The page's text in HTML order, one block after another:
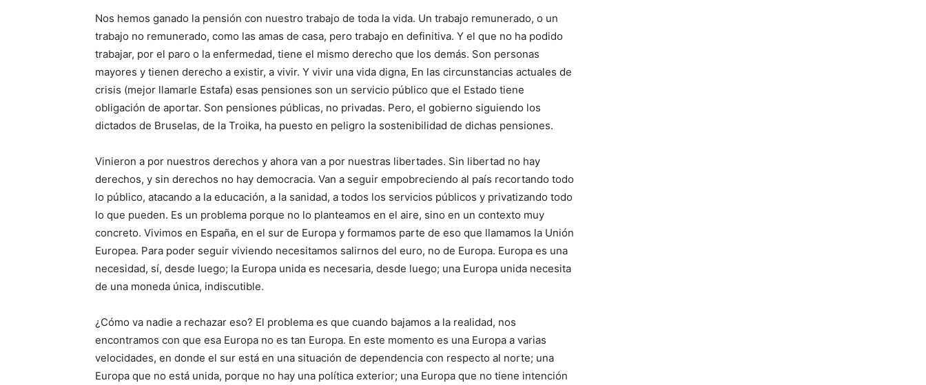
Nos hemos ganado la pensión con nuestro trabajo de toda la vida. Un trabajo remunerado, o un
trabajo no remunerado, como las amas de casa, pero trabajo en definitiva. Y el que no ha podido
trabajar, por el paro o la enfermedad, tiene el mismo derecho que los demás. Son personas
mayores y tienen derecho a existir, a vivir. Y vivir una vida digna, En las circunstancias actuales de
crisis (mejor llamarle Estafa) esas pensiones son un servicio público que el Estado tiene
obligación de aportar. Son pensiones públicas, no privadas. Pero, el gobierno siguiendo los
dictados de Bruselas, de la Troika, ha puesto en peligro la sostenibilidad de dichas pensiones.
Vinieron a por nuestros derechos y ahora van a por nuestras libertades. Sin libertad no hay
derechos, y sin derechos no hay democracia. Van a seguir empobreciendo al país recortando todo
lo público, atacando a la educación, a la sanidad, a todos los servicios públicos y privatizando todo
lo que pueden. Es un problema porque no lo planteamos en el aire, sino en un contexto muy
concreto. Vivimos en España, en el sur de Europa y formamos parte de eso que llamamos la Unión
Europea. Para poder seguir viviendo necesitamos salirnos del euro, no de Europa. Europa es una
necesidad, sí, desde luego; la Europa unida es necesaria, desde luego; una Europa unida necesita
de una moneda única, indiscutible.
¿Cómo va nadie a rechazar eso? El problema es que cuando bajamos a la realidad, nos
encontramos con que esa Europa no es tan Europa. En este momento es una Europa a varias
velocidades, en donde el sur está en una situación de dependencia con respecto al norte; una
Europa que no está unida, porque no hay una política exterior; una Europa que no tiene intención